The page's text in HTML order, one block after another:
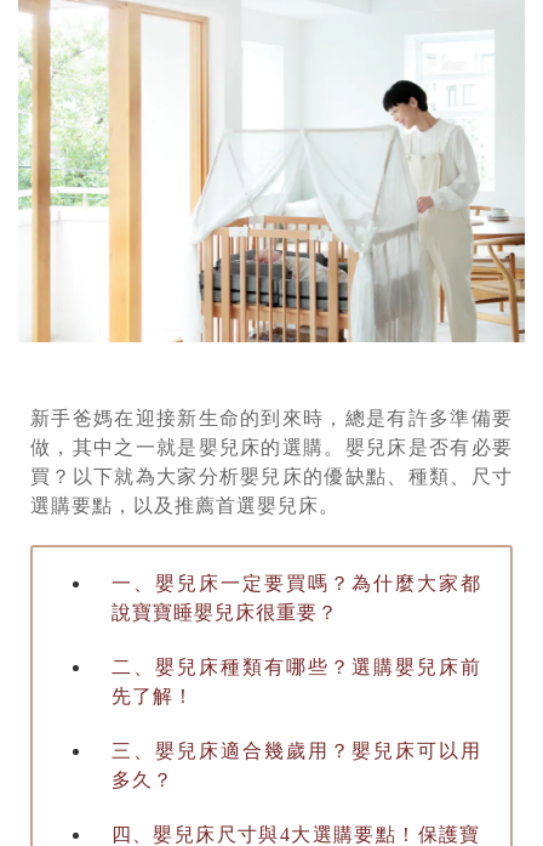
新手爸媽在迎接新生命的到來時，總是有許多準備要
做，其中之一就是嬰兒床的選購。嬰兒床是否有必要
買？以下就為大家分析嬰兒床的優缺點、種類、尺寸
選購要點，以及推薦首選嬰兒床。
一、嬰兒床一定要買嗎？為什麼大家都
說寶寶睡嬰兒床很重要？
二、嬰兒床種類有哪些？選購嬰兒床前
先了解！
三、嬰兒床適合幾歲用？嬰兒床可以用
多久？
四、嬰兒床尺寸與4大選購要點！保護寶